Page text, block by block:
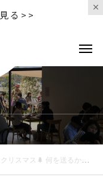
る>>
マス🌲 何を送るかわくわく、そわそわ